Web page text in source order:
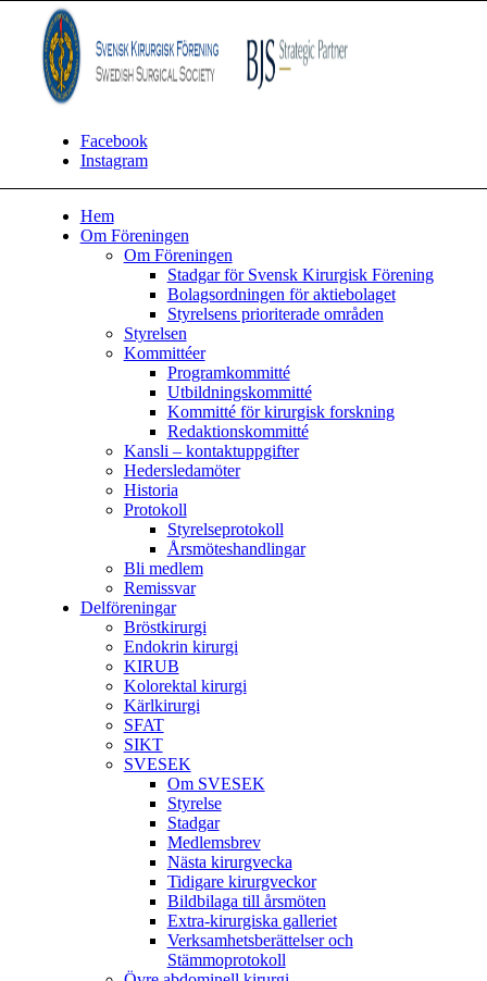
Facebook
Instagram
Hem
Om Föreningen
Om Föreningen
Stadgar för Svensk Kirurgisk Förening
Bolagsordningen för aktiebolaget
Styrelsens prioriterade områden
Styrelsen
Kommittéer
Programkommitté
Utbildningskommitté
Kommitté för kirurgisk forskning
Redaktionskommitté
Kansli – kontaktuppgifter
Hedersledamöter
Historia
Protokoll
Styrelseprotokoll
Årsmöteshandlingar
Bli medlem
Remissvar
Delföreningar
Bröstkirurgi
Endokrin kirurgi
KIRUB
Kolorektal kirurgi
Kärlkirurgi
SFAT
SIKT
SVESEK
Om SVESEK
Styrelse
Stadgar
Medlemsbrev
Nästa kirurgvecka
Tidigare kirurgveckor
Bildbilaga till årsmöten
Extra-kirurgiska galleriet
Verksamhetsberättelser och
Stämmoprotokoll